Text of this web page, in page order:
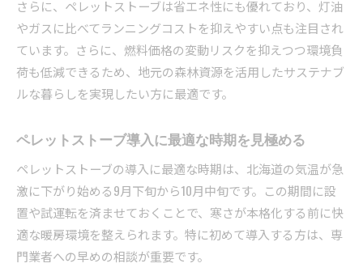
家計も環境も守るペレットストーブの選び方
ペレットストーブの時期ごとの活用ポイント徹底解
説
ペレットストーブの時期別メンテナンス方法
冬季に効果を発揮するペレットストーブの使い
季節ごとに変わるペレットストーブ活用術
ペレットストーブのタイマー機能の活用ポイン
ト
気温差に強いペレットストーブの運転方法
さらに、ペレットストーブは省エネ性にも優れており、灯油
やガスに比べてランニングコストを抑えやすい点も注目され
ています。さらに、燃料価格の変動リスクを抑えつつ環境負
荷も低減できるため、地元の森林資源を活用したサステナブ
ルな暮らしを実現したい方に最適です。
ペレットストーブ導入に最適な時期を見極める
ペレットストーブの導入に最適な時期は、北海道の気温が急
激に下がり始める9月下旬から10月中旬です。この期間に設
置や試運転を済ませておくことで、寒さが本格化する前に快
適な暖房環境を整えられます。特に初めて導入する方は、専
門業者への早めの相談が重要です。